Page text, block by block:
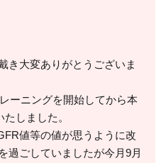
き大変ありがとうございま
ーニングを開始してから本
しました。
値等の値が思うように改
過ごしていましたが今月9月